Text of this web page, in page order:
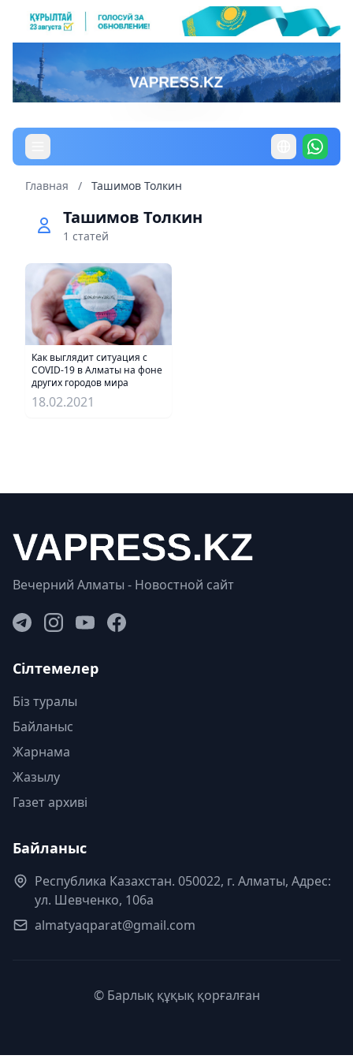
Главная / Ташимов Толкин
Ташимов Толкин
1 статей
Как выглядит ситуация с
COVID-19 в Алматы на фоне
других городов мира
18.02.2021
Вечерний Алматы - Новостной сайт
Сілтемелер
Біз туралы
Байланыс
Жарнама
Жазылу
Газет архиві
Байланыс
Республика Казахстан. 050022, г. Алматы, Адрес:
ул. Шевченко, 106а
almatyaqparat@gmail.com
© Барлық құқық қорғалған